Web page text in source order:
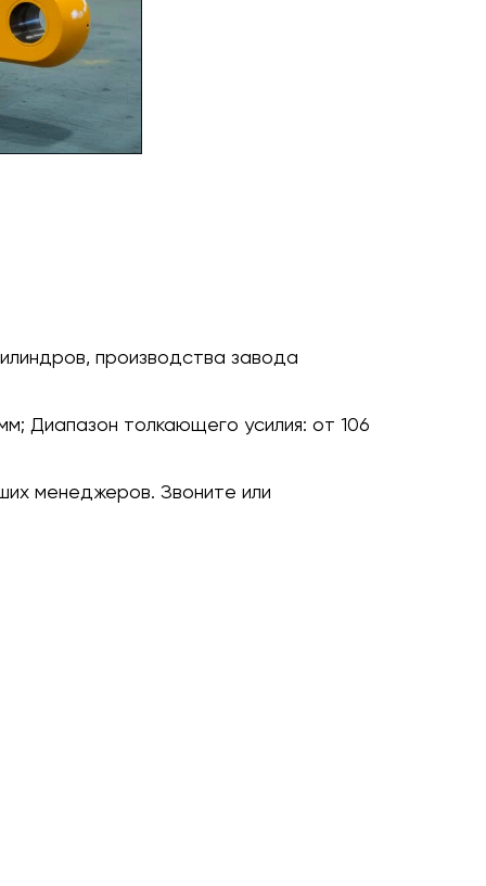
производства завода
Диапазон толкающего усилия: от 106
менеджеров. Звоните или